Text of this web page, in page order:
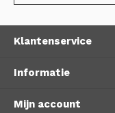
Klantenservice
Informatie
Mijn account